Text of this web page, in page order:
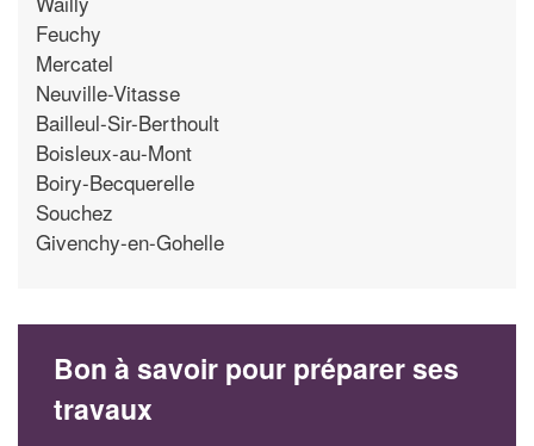
Feuchy
Mercatel
Neuville-Vitasse
Bailleul-Sir-Berthoult
Boisleux-au-Mont
Boiry-Becquerelle
Souchez
Givenchy-en-Gohelle
Bon à savoir pour préparer ses
travaux